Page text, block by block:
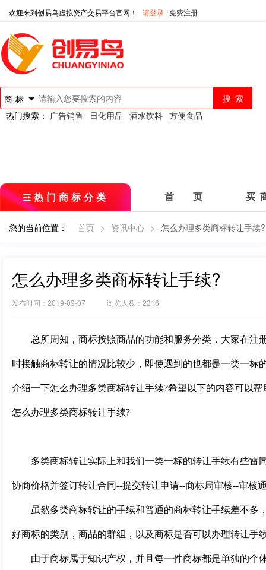
欢迎来到创易鸟虚拟资产交易平台官网！ 请登录 免费注册
商标
热门搜索： 广告销售 日化用品 酒水饮料 方便食品
热门商标分类 首 页 买
您的当前位置： 首页 > 资讯中心 > 怎么办理多类商标转让手续?
怎么办理多类商标转让手续?
发布时间：2019-09-07 浏览人数：2316
总所周知，商标按照商品的功能和服务分类，大家在注
时接触商标转让的情况比较少，即使遇到的也都是一类一
介绍一下怎么办理多类商标转让手续?希望以下的内容可以帮
怎么办理多类商标转让手续?
多类商标转让实际上和我们一类一标的转让手续有些雷
协商价格并签订转让合同--提交转让申请--商标局审核--审核
虽然多类商标转让的手续和普通的商标转让手续差不多
好商标的类别，商品的群组，以及商标是否可以办理转让
由于商标属于知识产权，并且每一件商标都是单独的个